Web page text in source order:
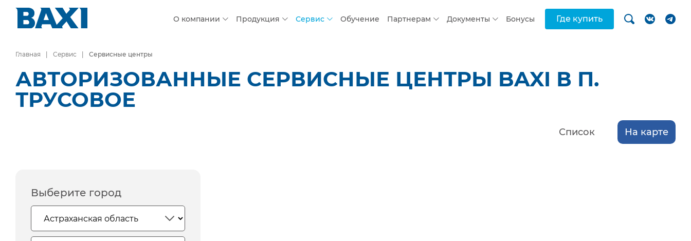
О компании Продукция Сервис Обучение Партнерам Документы Бонусы Где купить
Главная Сервис Сервисные центры
АВТОРИЗОВАННЫЕ СЕРВИСНЫЕ ЦЕНТРЫ BAXI В П.
ТРУСОВОЕ
Список На карте
Выберите город